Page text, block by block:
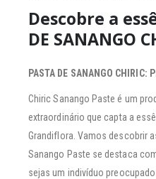
Descobre a
DE SANANGO
PASTA DE SANANGO
Chiric Sanango Paste é um
extraordinário que capta a
Grandiflora. Vamos descobrir
Sanango Paste se destaca
sejas um indivíduo